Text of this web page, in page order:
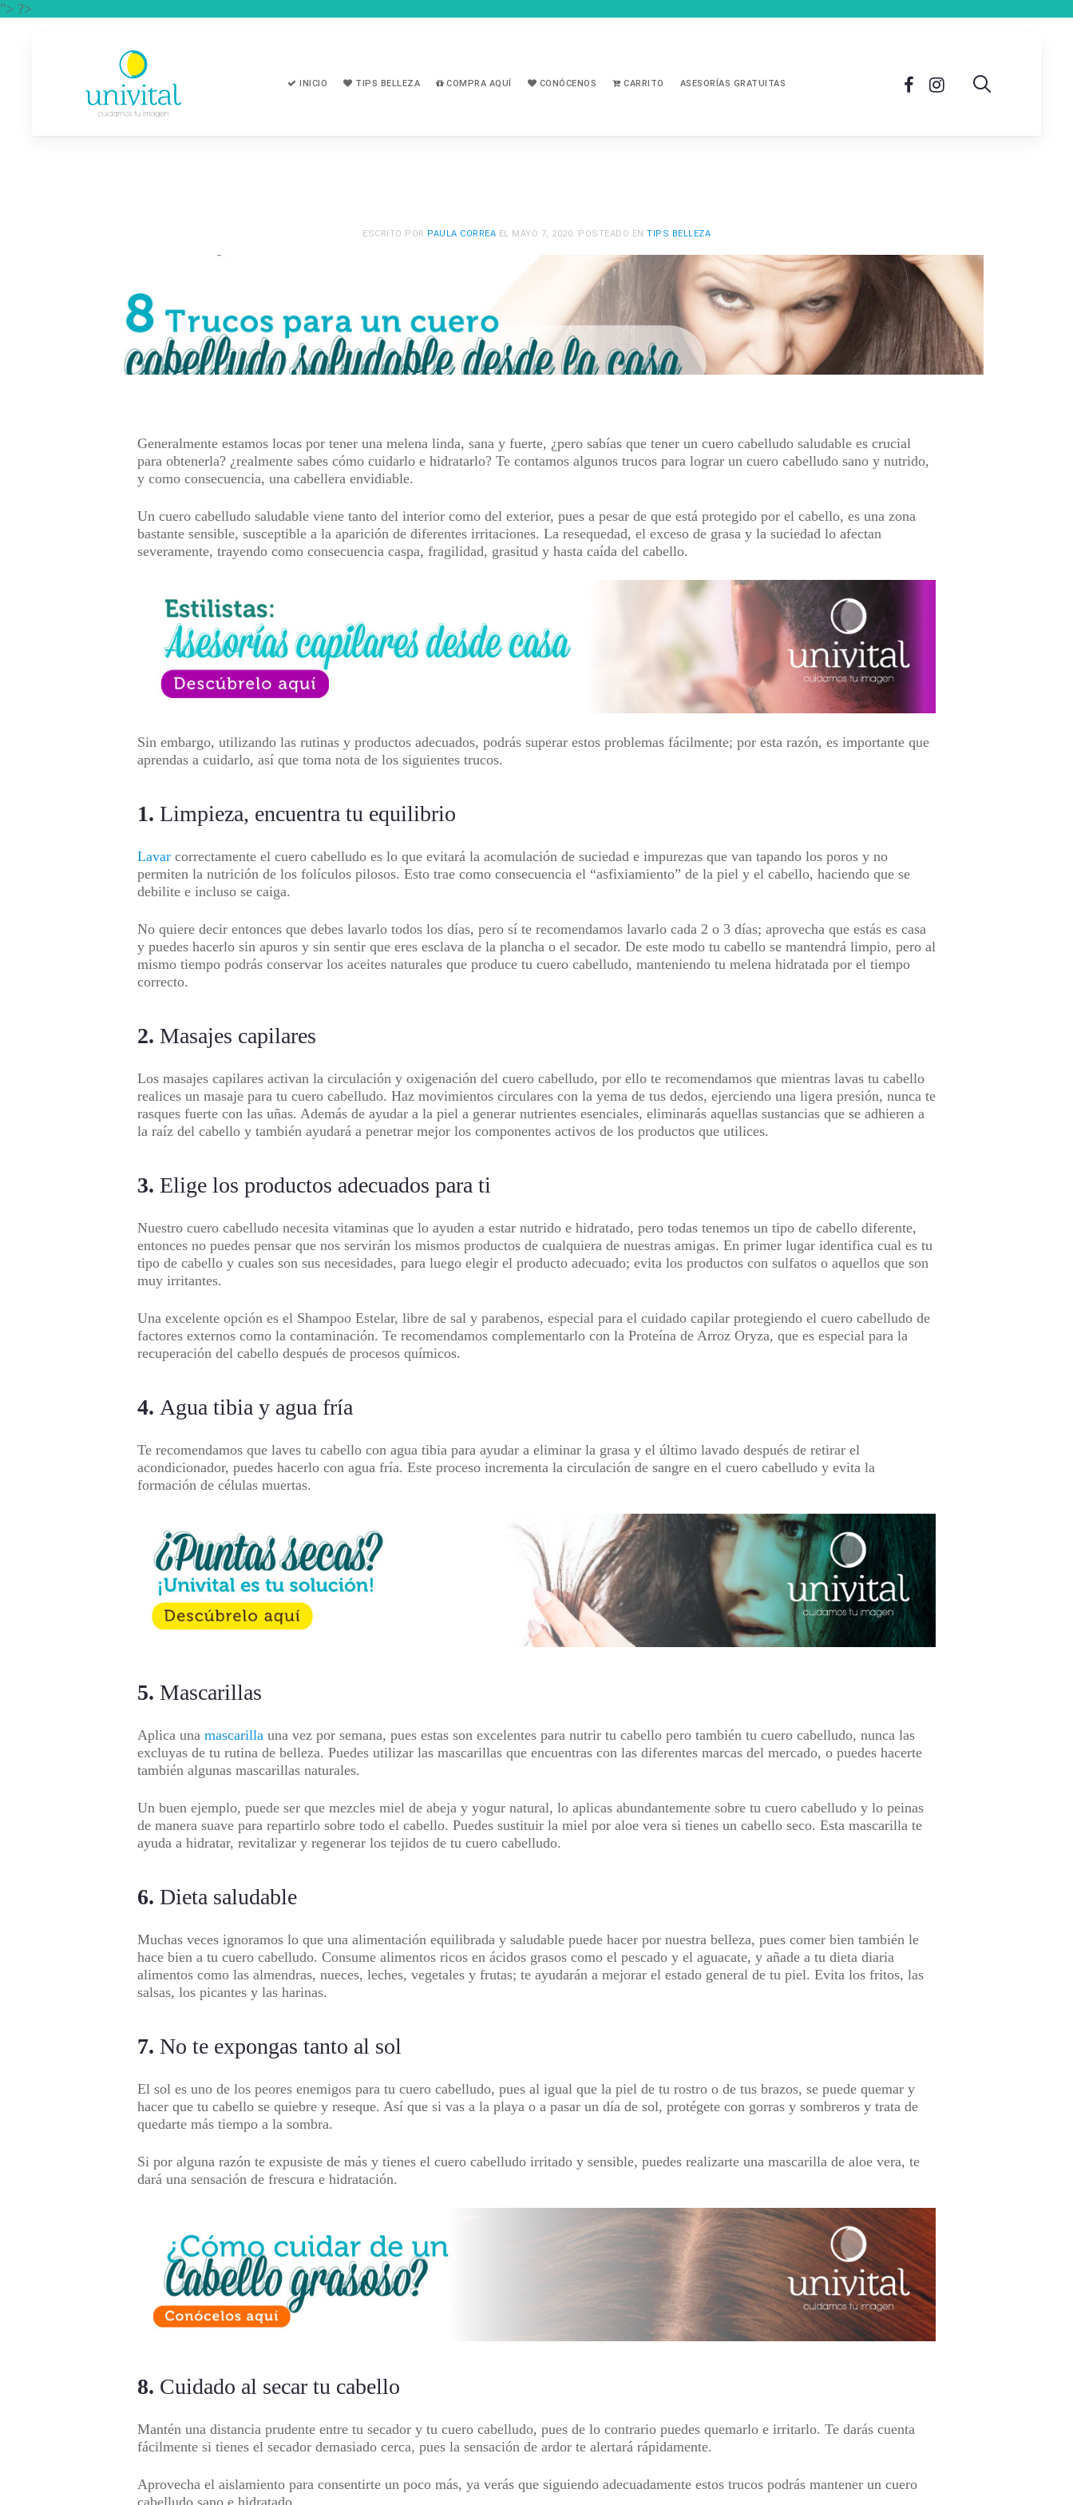
"> ?>
INICIO TIPS BELLEZA COMPRA AQUÍ CONÓCENOS CARRITO ASESORÍAS GRATUITAS
ESCRITO POR PAULA CORREA EL MAYO 7, 2020. POSTEADO EN TIPS BELLEZA
Generalmente estamos locas por tener una melena linda, sana y fuerte, ¿pero sabías que tener un cuero cabelludo saludable es crucial
para obtenerla? ¿realmente sabes cómo cuidarlo e hidratarlo? Te contamos algunos trucos para lograr un cuero cabelludo sano y nutrido,
y como consecuencia, una cabellera envidiable.
Un cuero cabelludo saludable viene tanto del interior como del exterior, pues a pesar de que está protegido por el cabello, es una zona
bastante sensible, susceptible a la aparición de diferentes irritaciones. La resequedad, el exceso de grasa y la suciedad lo afectan
severamente, trayendo como consecuencia caspa, fragilidad, grasitud y hasta caída del cabello.
Sin embargo, utilizando las rutinas y productos adecuados, podrás superar estos problemas fácilmente; por esta razón, es importante que
aprendas a cuidarlo, así que toma nota de los siguientes trucos.
1. Limpieza, encuentra tu equilibrio
Lavar correctamente el cuero cabelludo es lo que evitará la acomulación de suciedad e impurezas que van tapando los poros y no
permiten la nutrición de los folículos pilosos. Esto trae como consecuencia el “asfixiamiento” de la piel y el cabello, haciendo que se
debilite e incluso se caiga.
No quiere decir entonces que debes lavarlo todos los días, pero sí te recomendamos lavarlo cada 2 o 3 días; aprovecha que estás es casa
y puedes hacerlo sin apuros y sin sentir que eres esclava de la plancha o el secador. De este modo tu cabello se mantendrá limpio, pero al
mismo tiempo podrás conservar los aceites naturales que produce tu cuero cabelludo, manteniendo tu melena hidratada por el tiempo
correcto.
2. Masajes capilares
Los masajes capilares activan la circulación y oxigenación del cuero cabelludo, por ello te recomendamos que mientras lavas tu cabello
realices un masaje para tu cuero cabelludo. Haz movimientos circulares con la yema de tus dedos, ejerciendo una ligera presión, nunca te
rasques fuerte con las uñas. Además de ayudar a la piel a generar nutrientes esenciales, eliminarás aquellas sustancias que se adhieren a
la raíz del cabello y también ayudará a penetrar mejor los componentes activos de los productos que utilices.
3. Elige los productos adecuados para ti
Nuestro cuero cabelludo necesita vitaminas que lo ayuden a estar nutrido e hidratado, pero todas tenemos un tipo de cabello diferente,
entonces no puedes pensar que nos servirán los mismos productos de cualquiera de nuestras amigas. En primer lugar identifica cual es tu
tipo de cabello y cuales son sus necesidades, para luego elegir el producto adecuado; evita los productos con sulfatos o aquellos que son
muy irritantes.
Una excelente opción es el Shampoo Estelar, libre de sal y parabenos, especial para el cuidado capilar protegiendo el cuero cabelludo de
factores externos como la contaminación. Te recomendamos complementarlo con la Proteína de Arroz Oryza, que es especial para la
recuperación del cabello después de procesos químicos.
4. Agua tibia y agua fría
Te recomendamos que laves tu cabello con agua tibia para ayudar a eliminar la grasa y el último lavado después de retirar el
acondicionador, puedes hacerlo con agua fría. Este proceso incrementa la circulación de sangre en el cuero cabelludo y evita la
formación de células muertas.
5. Mascarillas
Aplica una mascarilla una vez por semana, pues estas son excelentes para nutrir tu cabello pero también tu cuero cabelludo, nunca las
excluyas de tu rutina de belleza. Puedes utilizar las mascarillas que encuentras con las diferentes marcas del mercado, o puedes hacerte
también algunas mascarillas naturales.
Un buen ejemplo, puede ser que mezcles miel de abeja y yogur natural, lo aplicas abundantemente sobre tu cuero cabelludo y lo peinas
de manera suave para repartirlo sobre todo el cabello. Puedes sustituir la miel por aloe vera si tienes un cabello seco. Esta mascarilla te
ayuda a hidratar, revitalizar y regenerar los tejidos de tu cuero cabelludo.
6. Dieta saludable
Muchas veces ignoramos lo que una alimentación equilibrada y saludable puede hacer por nuestra belleza, pues comer bien también le
hace bien a tu cuero cabelludo. Consume alimentos ricos en ácidos grasos como el pescado y el aguacate, y añade a tu dieta diaria
alimentos como las almendras, nueces, leches, vegetales y frutas; te ayudarán a mejorar el estado general de tu piel. Evita los fritos, las
salsas, los picantes y las harinas.
7. No te expongas tanto al sol
El sol es uno de los peores enemigos para tu cuero cabelludo, pues al igual que la piel de tu rostro o de tus brazos, se puede quemar y
hacer que tu cabello se quiebre y reseque. Así que si vas a la playa o a pasar un día de sol, protégete con gorras y sombreros y trata de
quedarte más tiempo a la sombra.
Si por alguna razón te expusiste de más y tienes el cuero cabelludo irritado y sensible, puedes realizarte una mascarilla de aloe vera, te
dará una sensación de frescura e hidratación.
8. Cuidado al secar tu cabello
Mantén una distancia prudente entre tu secador y tu cuero cabelludo, pues de lo contrario puedes quemarlo e irritarlo. Te darás cuenta
fácilmente si tienes el secador demasiado cerca, pues la sensación de ardor te alertará rápidamente.
Aprovecha el aislamiento para consentirte un poco más, ya verás que siguiendo adecuadamente estos trucos podrás mantener un cuero
cabelludo sano e hidratado.